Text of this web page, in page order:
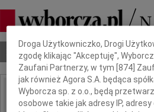
Nekrologi Odeszli Poradnik
IMIĘ I NAZWISKO: Jarosław
Dbamy o Twoją prywatność
Droga Użytkowniczko, Drogi
zgodę klikając "Akceptuję",
Zaufani Partnerzy, w tym [874 ]
jak również Agora S.A. będąca
Wyborcza sp. z o.o., będą
osobowe takie jak adresy IP,